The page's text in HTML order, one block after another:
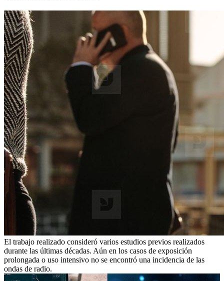
El trabajo realizado consideró varios estudios previos realizados
durante las últimas décadas. Aún en los casos de exposición
prolongada o uso intensivo no se encontró una incidencia de las
ondas de radio.